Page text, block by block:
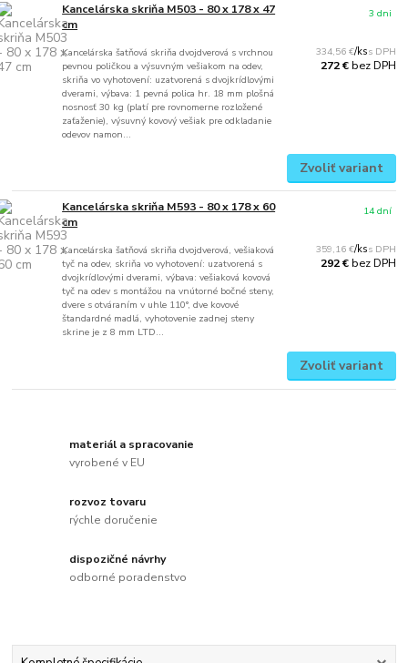
Kancelárska skriňa M503 - 80 x 178 x 47
cm
Kancelárska šatňová skriňa dvojdverová s vrchnou
pevnou poličkou a výsuvným vešiakom na odev,
skriňa vo vyhotovení: uzatvorená s dvojkrídlovými
dverami, výbava: 1 pevná polica hr. 18 mm plošná
nosnosť 30 kg (platí pre rovnomerne rozložené
zaťaženie), výsuvný kovový vešiak pre odkladanie
odevov namon...
334,56 €/ks
272 €bez DPH
3 dni
Zvoliť variant
Kancelárska skriňa M593 - 80 x 178 x 60
cm
Kancelárska šatňová skriňa dvojdverová, vešiaková
tyč na odev, skriňa vo vyhotovení: uzatvorená s
dvojkrídlovými dverami, výbava: vešiaková kovová
tyč na odev s montážou na vnútorné bočné steny,
dvere s otváraním v uhle 110°, dve kovové
štandardné madlá, vyhotovenie zadnej steny
skrine je z 8 mm LTD...
359,16 €/ks
292 €bez DPH
14 dní
Zvoliť variant
materiál a spracovanie
vyrobené v EU
rozvoz tovaru
rýchle doručenie
dispozičné návrhy
odborné poradenstvo